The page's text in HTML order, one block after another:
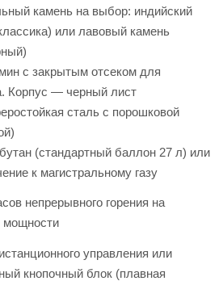
камень на выбор: индийский
или лавовый камень
с закрытым отсеком для
Корпус — черный лист
сталь с порошковой
(стандартный баллон 27 л) или
к магистральному газу
непрерывного горения на
мощности
управления или
кнопочный блок (плавная